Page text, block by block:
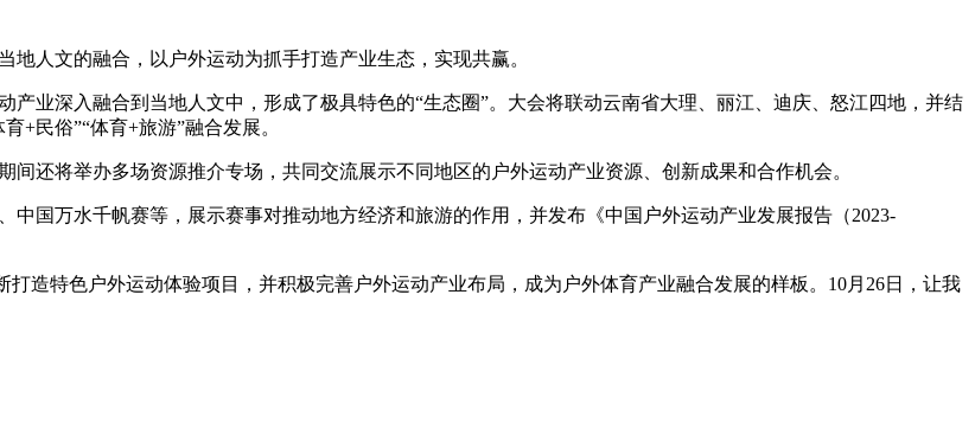
人文的融合，以户外运动为抓手打造产业生态，实现共赢。
业深入融合到当地人文中，形成了极具特色的“生态圈”。大会将联动云南省大理、丽江、迪庆、怒江四地，并结
+民俗”“体育+旅游”融合发展。
将举办多场资源推介专场，共同交流展示不同地区的户外运动产业资源、创新成果和合作机会。
国万水千帆赛等，展示赛事对推动地方经济和旅游的作用，并发布《中国户外运动产业发展报告（2023-
特色户外运动体验项目，并积极完善户外运动产业布局，成为户外体育产业融合发展的样板。10月26日，让我